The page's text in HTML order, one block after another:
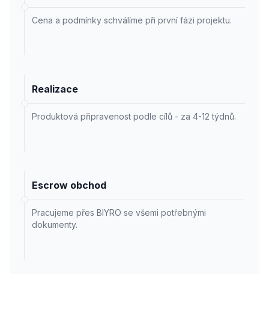
Cena a podmínky schválíme při první fázi projektu.
Realizace
Produktová připravenost podle cílů - za 4-12 týdnů.
Escrow obchod
Pracujeme přes BIYRO se všemi potřebnými
dokumenty.